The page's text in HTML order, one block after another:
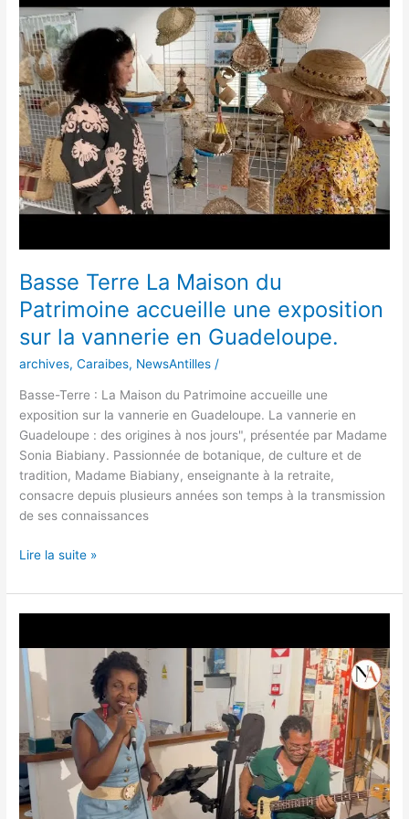
Basse Terre La Maison du
Patrimoine accueille une exposition
sur la vannerie en Guadeloupe.
archives,Caraibes, NewsAntilles /
Basse-Terre : La Maison du Patrimoine accueille une
exposition sur la vannerie en Guadeloupe. La vannerie en
Guadeloupe : des origines à nos jours", présentée par Madame
Sonia Biabiany. Passionnée de botanique, de culture et de
tradition, Madame Biabiany, enseignante à la retraite,
consacre depuis plusieurs années son temps à la transmission
de ses connaissances
La
Maison
du
Patrimoine
accueille
une
exposition
sur
la
vannerie
Lire la suite »
Maison
du
patrimoine,
rencontre
littéraire
avec
Véronique
Gombauld.